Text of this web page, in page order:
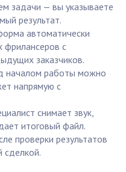
задачи — вы указываете
результат.
автоматически
фрилансеров с
заказчиков.
началом работы можно
напрямую с
снимает звук,
итоговый файл.
проверки результатов
сделкой.